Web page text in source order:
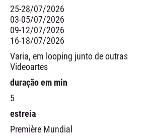
25-28/07/2026
03-05/07/2026
09-12/07/2026
16-18/07/2026
Varia, em looping junto de outras
Videoartes
duração em min
5
estreia
Première Mundial